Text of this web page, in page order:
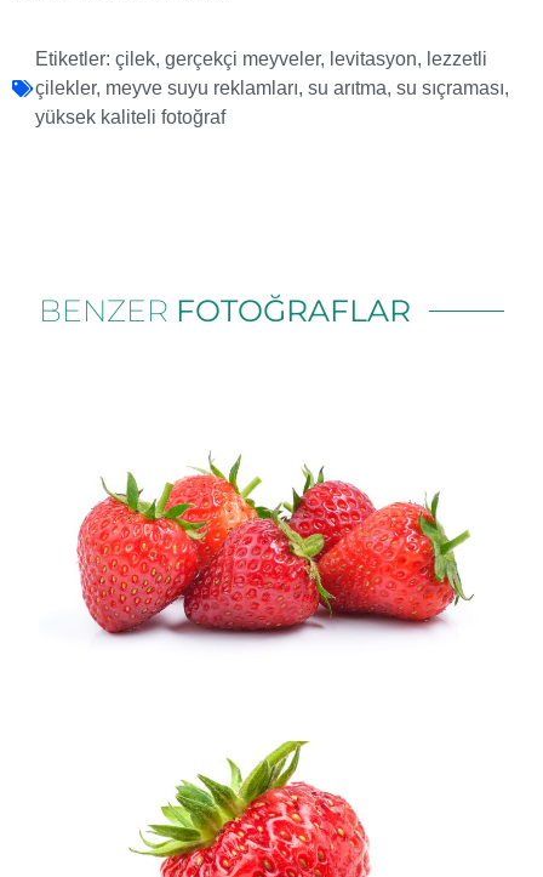
Etiketler: çilek, gerçekçi meyveler, levitasyon, lezzetli
çilekler, meyve suyu reklamları, su arıtma, su sıçraması,
yüksek kaliteli fotoğraf
BENZER FOTOĞRAFLAR